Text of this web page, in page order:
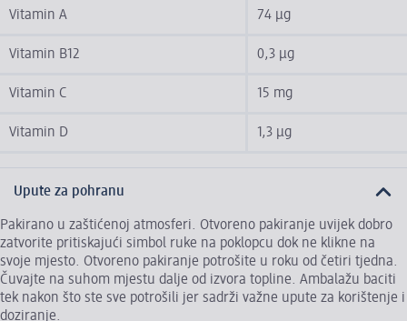
Vitamin A 74 µg
Vitamin B12 0,3 µg
Vitamin C 15 mg
Vitamin D 1,3 µg
Upute za pohranu
Pakirano u zaštićenoj atmosferi. Otvoreno pakiranje uvijek dobro
zatvorite pritiskajući simbol ruke na poklopcu dok ne klikne na
svoje mjesto. Otvoreno pakiranje potrošite u roku od četiri tjedna.
Čuvajte na suhom mjestu dalje od izvora topline. Ambalažu baciti
tek nakon što ste sve potrošili jer sadrži važne upute za korištenje i
doziranje.